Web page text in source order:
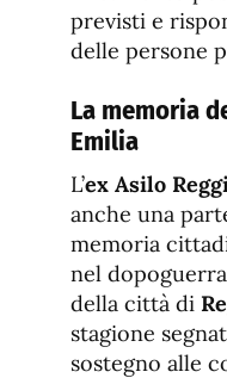
previsti e
delle persone
La memoria
Emilia
L’ex Asilo
anche una
memoria
nel
della città di
stagione
sostegno alle